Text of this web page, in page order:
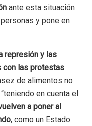
ante esta situación
y pone en
represión y las
con las protestas
de alimentos no
en cuenta el
a poner al
, como un Estado